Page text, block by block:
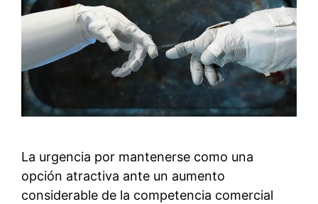
La urgencia por mantenerse como una
opción atractiva ante un aumento
considerable de la competencia comercial